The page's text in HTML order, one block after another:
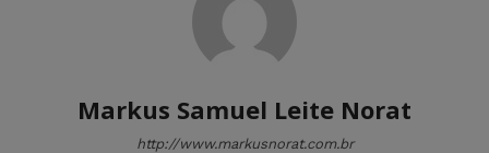
Markus Samuel Leite Norat
http://www.markusnorat.com.br